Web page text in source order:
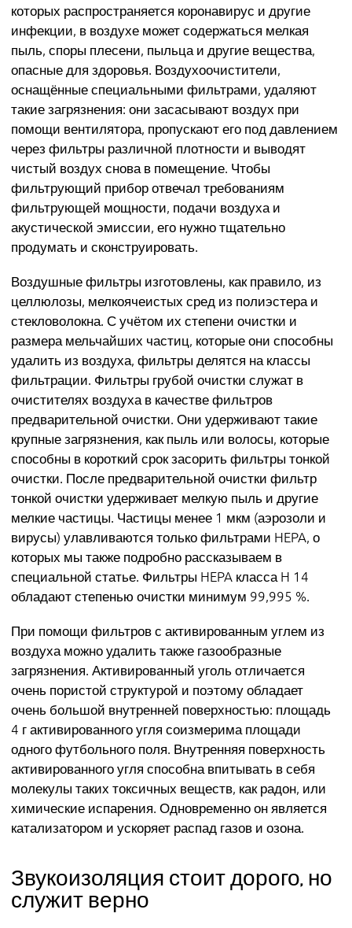
которых распространяется коронавирус и другие
инфекции, в воздухе может содержаться мелкая
пыль, споры плесени, пыльца и другие вещества,
опасные для здоровья. Воздухоочистители,
оснащённые специальными фильтрами, удаляют
такие загрязнения: они засасывают воздух при
помощи вентилятора, пропускают его под давлением
через фильтры различной плотности и выводят
чистый воздух снова в помещение. Чтобы
фильтрующий прибор отвечал требованиям
фильтрующей мощности, подачи воздуха и
акустической эмиссии, его нужно тщательно
продумать и сконструировать.
Воздушные фильтры изготовлены, как правило, из
целлюлозы, мелкоячеистых сред из полиэстера и
стекловолокна. С учётом их степени очистки и
размера мельчайших частиц, которые они способны
удалить из воздуха, фильтры делятся на классы
фильтрации. Фильтры грубой очистки служат в
очистителях воздуха в качестве фильтров
предварительной очистки. Они удерживают такие
крупные загрязнения, как пыль или волосы, которые
способны в короткий срок засорить фильтры тонкой
очистки. После предварительной очистки фильтр
тонкой очистки удерживает мелкую пыль и другие
мелкие частицы. Частицы менее 1 мкм (аэрозоли и
вирусы) улавливаются только фильтрами HEPA, о
которых мы также подробно рассказываем в
специальной статье. Фильтры HEPA класса H 14
обладают степенью очистки минимум 99,995 %.
При помощи фильтров с активированным углем из
воздуха можно удалить также газообразные
загрязнения. Активированный уголь отличается
очень пористой структурой и поэтому обладает
очень большой внутренней поверхностью: площадь
4 г активированного угля соизмерима площади
одного футбольного поля. Внутренняя поверхность
активированного угля способна впитывать в себя
молекулы таких токсичных веществ, как радон, или
химические испарения. Одновременно он является
катализатором и ускоряет распад газов и озона.
Звукоизоляция стоит дорого, но
служит верно